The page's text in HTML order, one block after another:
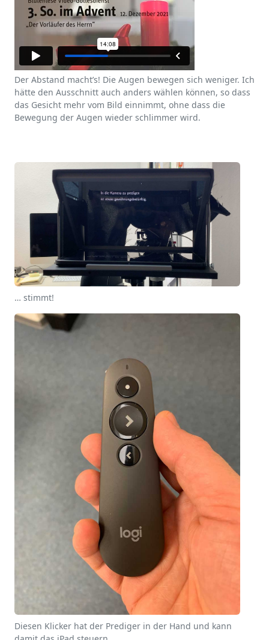
Der Abstand macht’s! Die Augen bewegen sich weniger. Ich
hätte den Ausschnitt auch anders wählen können, so dass
das Gesicht mehr vom Bild einnimmt, ohne dass die
Bewegung der Augen wieder schlimmer wird.
… stimmt!
Diesen Klicker hat der Prediger in der Hand und kann